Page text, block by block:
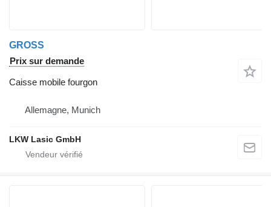
GROSS
Prix sur demande
Caisse mobile fourgon
Allemagne, Munich
LKW Lasic GmbH